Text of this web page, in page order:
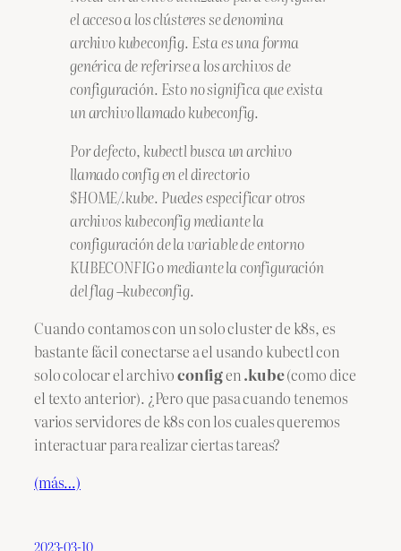
el acceso a los clústeres se denomina
archivo kubeconfig. Esta es una forma
genérica de referirse a los archivos de
configuración. Esto no significa que exista
un archivo llamado kubeconfig.
Por defecto, kubectl busca un archivo
llamado config en el directorio
$HOME/.kube. Puedes especificar otros
archivos kubeconfig mediante la
configuración de la variable de entorno
KUBECONFIG o mediante la configuración
del flag –kubeconfig.
Cuando contamos con un solo cluster de k8s, es
bastante fácil conectarse a el usando kubectl con
solo colocar el archivoconfigen.kube(como dice
el texto anterior). ¿Pero que pasa cuando tenemos
varios servidores de k8s con los cuales queremos
interactuar para realizar ciertas tareas?
(más…)
2023-03-10